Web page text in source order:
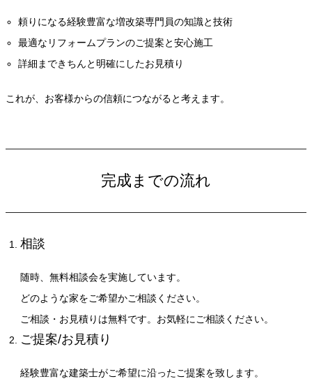
頼りになる経験豊富な増改築専門員の知識と技術
最適なリフォームプランのご提案と安心施工
詳細まできちんと明確にしたお見積り
これが、お客様からの信頼につながると考えます。
完成までの流れ
相談
随時、無料相談会を実施しています。
どのような家をご希望かご相談ください。
ご相談・お見積りは無料です。お気軽にご相談ください。
ご提案/お見積り
経験豊富な建築士がご希望に沿ったご提案を致します。